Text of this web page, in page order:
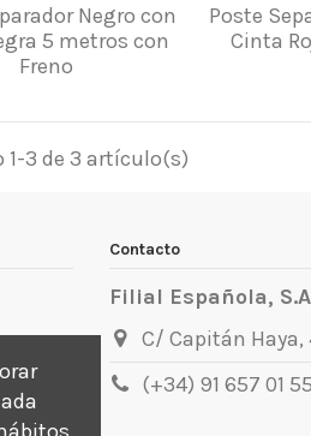
Negro con
5 metros con
Freno
Poste
Cinta
1-3 de 3 artículo(s)
Contacto
Filial Española,
C/ Capitán Haya,
(+34) 91 657 01 55